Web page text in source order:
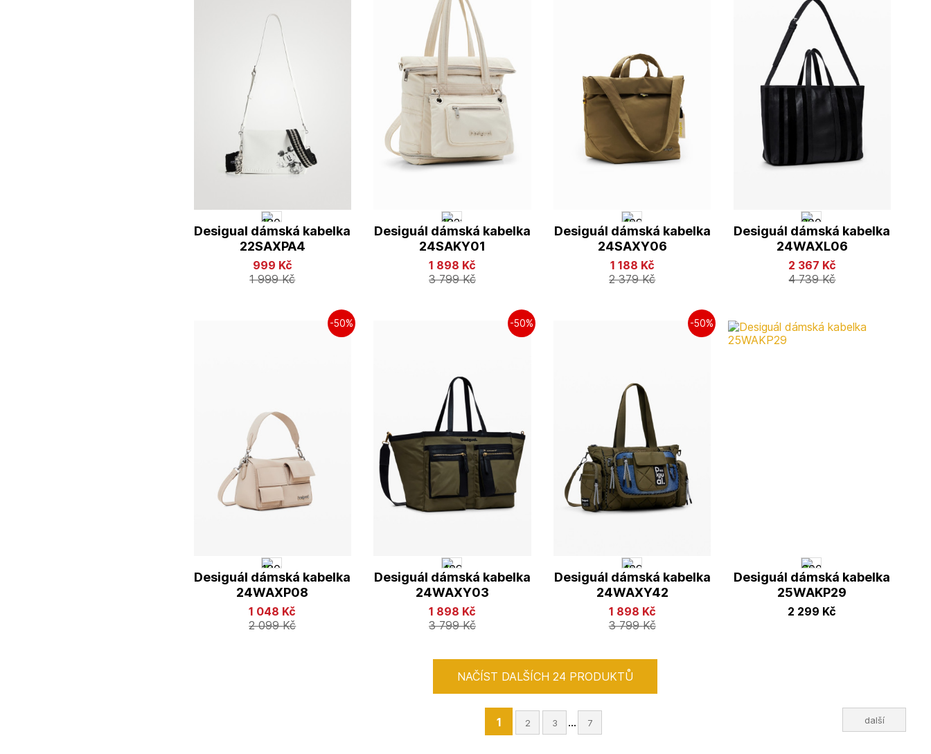
Desigual dámská kabelka
22SAXPA4
999 Kč
1 999Kč
Desiguál dámská kabelka
24SAKY01
1 898 Kč
3 799Kč
Desiguál dámská kabelka
24SAXY06
1 188 Kč
2 379Kč
Desiguál dámská kabelka
24WAXL06
2 367 Kč
4 739Kč
Desiguál dámská kabelka
24WAXP08
1 048 Kč
2 099Kč
-50%
Desiguál dámská kabelka
24WAXY03
1 898 Kč
3 799Kč
-50%
Desiguál dámská kabelka
24WAXY42
1 898 Kč
3 799Kč
-50%
Desiguál dámská kabelka
25WAKP29
2 299 Kč
NAČÍST DALŠÍCH 24 PRODUKTŮ
1 2 3 ... 7 další